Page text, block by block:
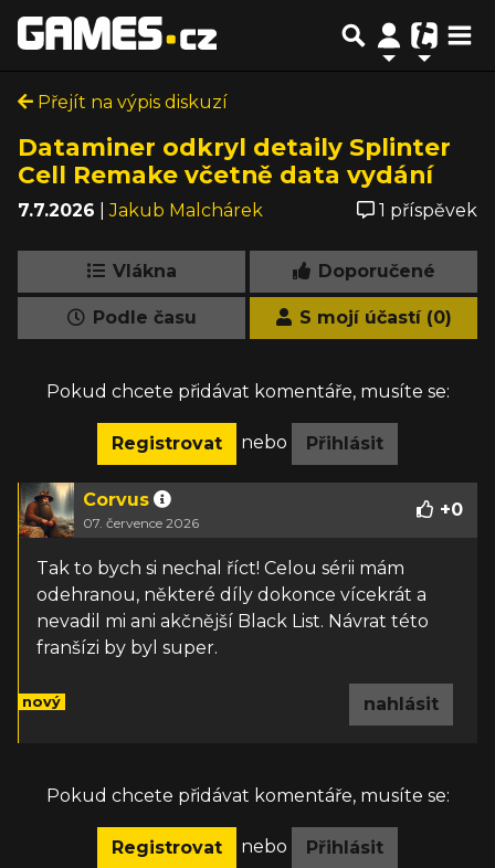
Přejít na výpis diskuzí
Dataminer odkryl detaily Splinter
Cell Remake včetně data vydání
7.7.2026 |Jakub Malchárek 1 příspěvek
Vlákna Doporučené
Podle času S mojí účastí (0)
Pokud chcete přidávat komentáře, musíte se:
Registrovat nebo Přihlásit
Corvus
07. července 2026
+0
Tak to bych si nechal říct! Celou sérii mám
odehranou, některé díly dokonce vícekrát a
nevadil mi ani akčnější Black List. Návrat této
franšízi by byl super.
nový nahlásit
Pokud chcete přidávat komentáře, musíte se:
Registrovat nebo Přihlásit